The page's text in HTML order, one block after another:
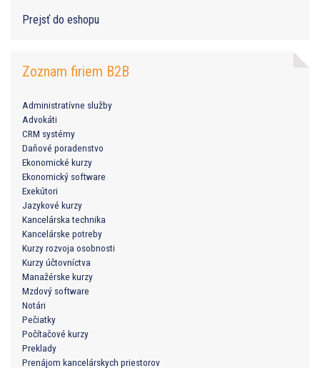
Prejsť do eshopu
Zoznam firiem B2B
Administratívne služby
Advokáti
CRM systémy
Daňové poradenstvo
Ekonomické kurzy
Ekonomický software
Exekútori
Jazykové kurzy
Kancelárska technika
Kancelárske potreby
Kurzy rozvoja osobnosti
Kurzy účtovníctva
Manažérske kurzy
Mzdový software
Notári
Pečiatky
Počítačové kurzy
Preklady
Prenájom kancelárskych priestorov